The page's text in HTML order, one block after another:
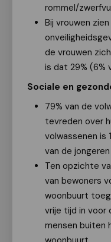
rommel/
Bij vrouwen
de vrouwen
is dat 29% (6%
Sociale en
79% van de
tevreden over
volwassenen is
van de jongeren
Ten opzichte
van bewoners
woonbuurt
vrije tijd in voor
mensen buiten